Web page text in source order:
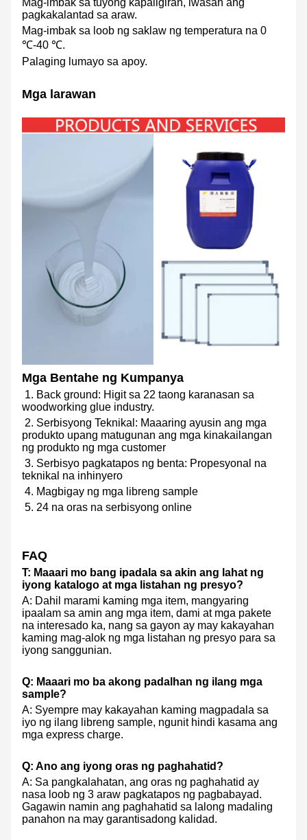
Mag-imbak sa tuyong kapaligiran, iwasan ang
pagkakalantad sa araw.
Mag-imbak sa loob ng saklaw ng temperatura na 0
℃-40 ℃.
Palaging lumayo sa apoy.
Mga larawan
Mga Bentahe ng Kumpanya
1. Back ground: Higit sa 22 taong karanasan sa
woodworking glue industry.
2. Serbisyong Teknikal: Maaaring ayusin ang mga
produkto upang matugunan ang mga kinakailangan
ng produkto ng mga customer
3. Serbisyo pagkatapos ng benta: Propesyonal na
teknikal na inhinyero
4. Magbigay ng mga libreng sample
5. 24 na oras na serbisyong online
FAQ
T: Maaari mo bang ipadala sa akin ang lahat ng
iyong katalogo at mga listahan ng presyo?
A: Dahil marami kaming mga item, mangyaring
ipaalam sa amin ang mga item, dami at mga pakete
na interesado ka, nang sa gayon ay may kakayahan
kaming mag-alok ng mga listahan ng presyo para sa
iyong sanggunian.
Q: Maaari mo ba akong padalhan ng ilang mga
sample?
A: Syempre may kakayahan kaming magpadala sa
iyo ng ilang libreng sample, ngunit hindi kasama ang
mga express charge.
Q: Ano ang iyong oras ng paghahatid?
A: Sa pangkalahatan, ang oras ng paghahatid ay
nasa loob ng 3 araw pagkatapos ng pagbabayad.
Gagawin namin ang paghahatid sa lalong madaling
panahon na may garantisadong kalidad.